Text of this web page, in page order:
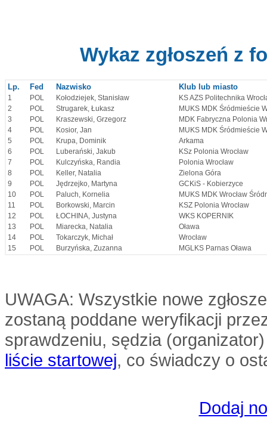
Wykaz zgłoszeń z
Lp. Fed Nazwisko Klub lub miasto
1 POL Kołodziejek, Stanisław
KS AZS Politechnika
2
POL Strugarek, Łukasz
MUKS MDK Śródmieście
3
POL Kraszewski, Grzegorz
MDK Fabryczna Polonia
4
POL Kosior, Jan
MUKS MDK Śródmieście
5
POL Krupa, Dominik
Arkama
6
POL Luberański, Jakub
KSz Polonia Wrocław
7
POL Kulczyńska, Randia
Polonia Wrocław
8
POL Keller, Natalia
Zielona Góra
9
POL Jędrzejko, Martyna
GCKiS - Kobierzyce
10
POL Paluch, Kornelia
MUKS MDK Wrocław
11
POL Borkowski, Marcin
KSZ Polonia Wrocław
12
POL ŁOCHINA, Justyna
WKS KOPERNIK
13
POL Miarecka, Natalia
Oława
14
POL Tokarczyk, Michał
Wrocław
15
POL Burzyńska, Zuzanna MGLKS Parnas Oława
UWAGA: Wszystkie nowe
zostaną poddane weryfikacji
sprawdzeniu, sędzia
liście startowej, co świadczy o
Dodaj